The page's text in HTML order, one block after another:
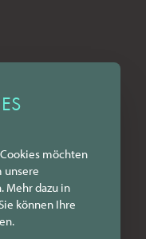
möchten
unsere
Mehr dazu in
können Ihre